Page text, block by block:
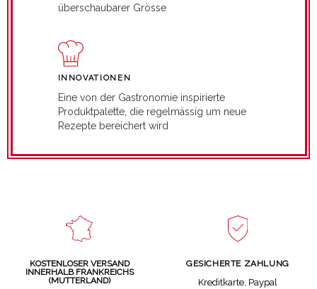
überschaubarer Grösse
INNOVATIONEN
Eine von der Gastronomie inspirierte
Produktpalette, die regelmässig um neue
Rezepte bereichert wird
KOSTENLOSER VERSAND
INNERHALB FRANKREICHS
(MUTTERLAND)
GESICHERTE ZAHLUNG
Kreditkarte, Paypal